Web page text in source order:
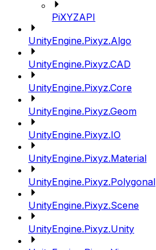
PiXYZAPI
UnityEngine.Pixyz.Algo
UnityEngine.Pixyz.CAD
UnityEngine.Pixyz.Core
UnityEngine.Pixyz.Geom
UnityEngine.Pixyz.IO
UnityEngine.Pixyz.Material
UnityEngine.Pixyz.Polygonal
UnityEngine.Pixyz.Scene
UnityEngine.Pixyz.Unity